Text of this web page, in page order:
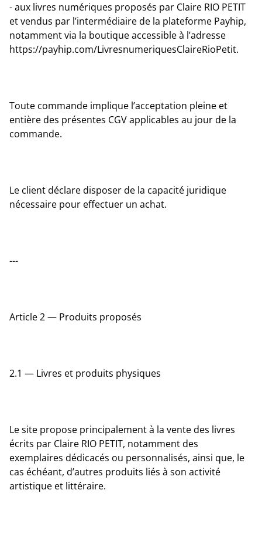
- aux livres numériques proposés par Claire RIO PETIT
et vendus par l’intermédiaire de la plateforme Payhip,
notamment via la boutique accessible à l’adresse
https://payhip.com/LivresnumeriquesClaireRioPetit.
Toute commande implique l’acceptation pleine et
entière des présentes CGV applicables au jour de la
commande.
Le client déclare disposer de la capacité juridique
nécessaire pour effectuer un achat.
---
Article 2 — Produits proposés
2.1 — Livres et produits physiques
Le site propose principalement à la vente des livres
écrits par Claire RIO PETIT, notamment des
exemplaires dédicacés ou personnalisés, ainsi que, le
cas échéant, d’autres produits liés à son activité
artistique et littéraire.